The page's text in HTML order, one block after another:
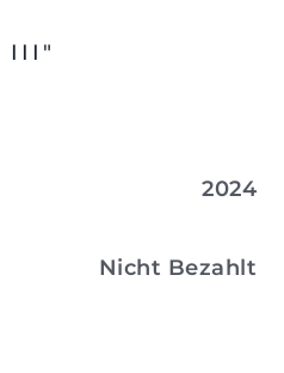
III"
2024
Nicht Bezahlt